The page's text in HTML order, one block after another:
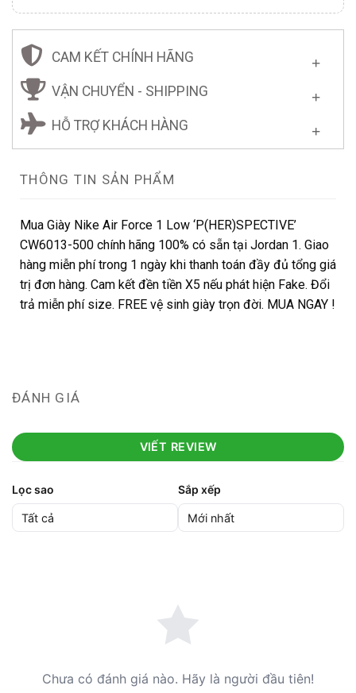
CAM KẾT CHÍNH HÃNG
VẬN CHUYỂN - SHIPPING
HỖ TRỢ KHÁCH HÀNG
THÔNG TIN SẢN PHẨM
Mua Giày Nike Air Force 1 Low ‘P(HER)SPECTIVE’
CW6013-500 chính hãng 100% có sẵn tại Jordan 1. Giao
hàng miễn phí trong 1 ngày khi thanh toán đầy đủ tổng giá
trị đơn hàng. Cam kết đền tiền X5 nếu phát hiện Fake. Đổi
trả miễn phí size. FREE vệ sinh giày trọn đời. MUA NGAY !
ĐÁNH GIÁ
VIẾT REVIEW
Lọc sao Sắp xếp
Chưa có đánh giá nào. Hãy là người đầu tiên!